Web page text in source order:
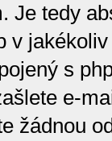
Je tedy
v
s
e-
žádnou